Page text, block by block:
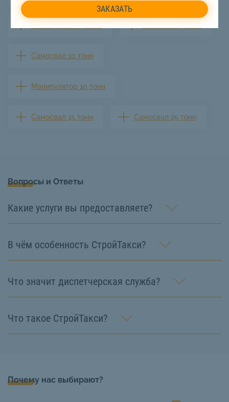
Самосвал 10 тонн
Манипулятор 10 тонн
Самосвал 15 тонн Самосвал 25 тонн
Вопросы и Ответы
Какие услуги вы предоставляете?
В чём особенность СтройТакси?
Что значит диспетчерская служба?
Что такое СтройТакси?
Почему нас выбирают?